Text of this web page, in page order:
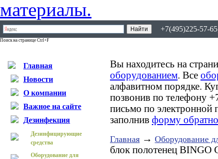
+7(495)225-57-
Поиск на странице Ctrl+F
Главная
Новости
О компании
Важное на сайте
Дезинфекция
Дезинфицирующие
средства
Оборудование для
Вы находитесь на
оборудованием. Все
алфавитном порядке.
позвонив по телефону
письмо по электронной
заполнив форму
Главная → Оборудование
блок полотенец